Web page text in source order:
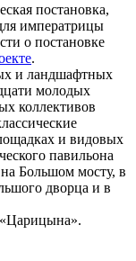
постановка,
императрицы
о постановке
.
и ландшафтных
молодых
коллективов
и видовых
павильона
Большом мосту, в
дворца и в